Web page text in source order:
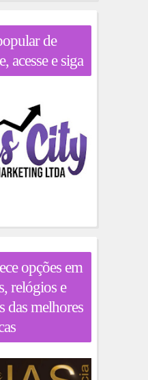
de
acesse e siga
opções em
relógios e
das melhores